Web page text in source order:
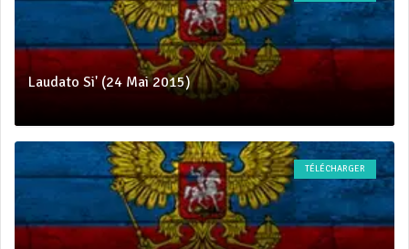
Laudato Si' (24 Mai 2015)
TÉLÉCHARGER